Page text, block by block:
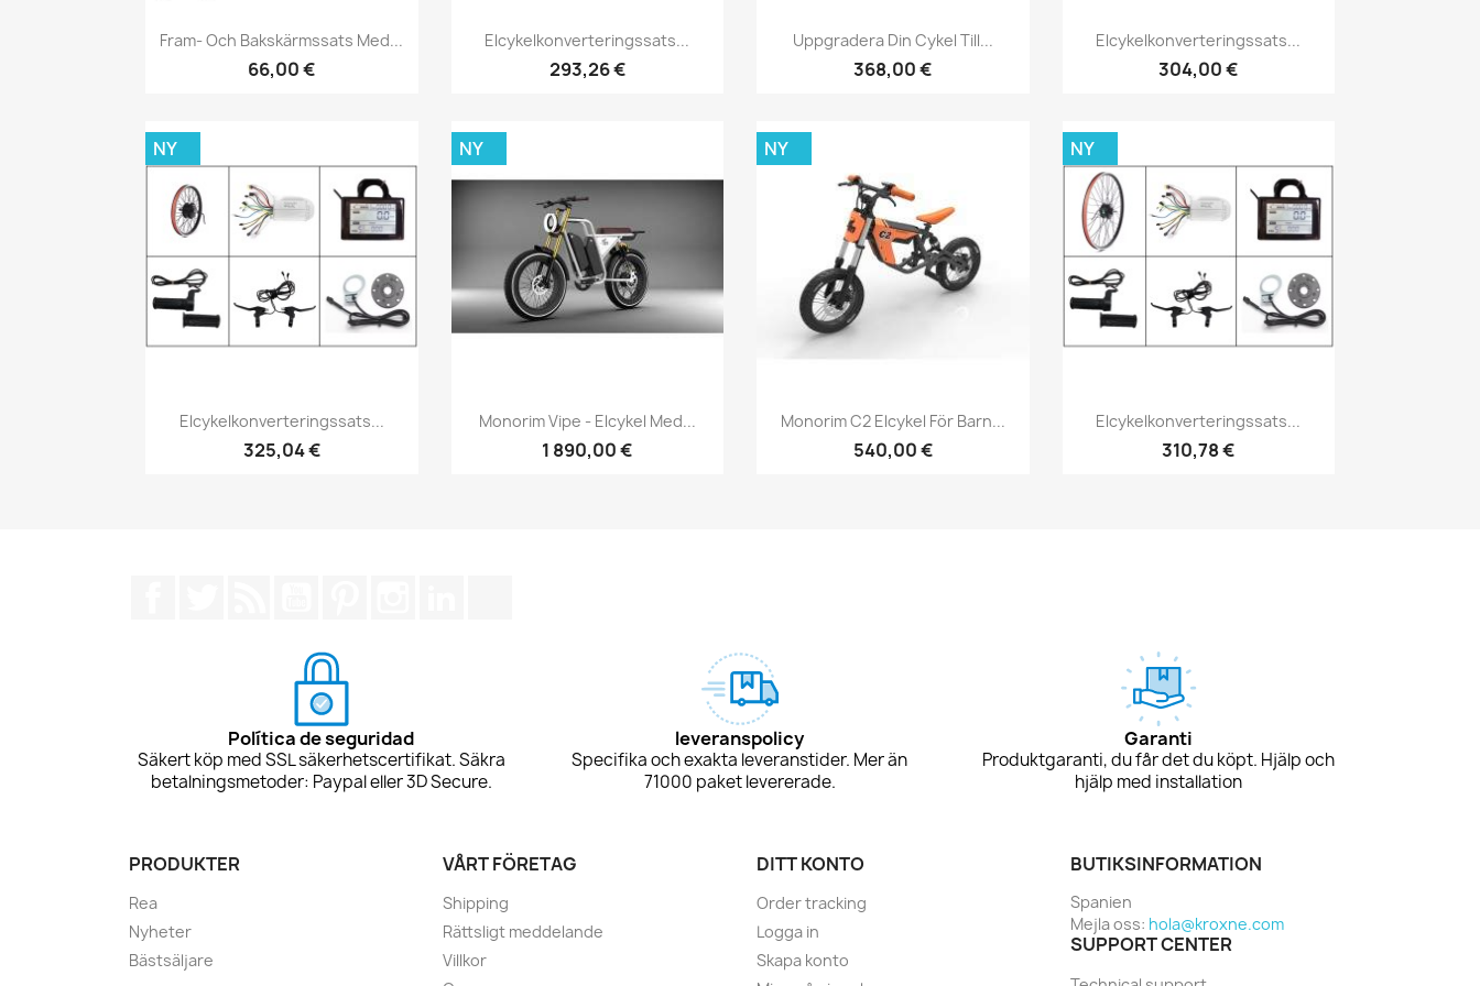
Snabbvy
Fram- Och Bakskärmssats Med...
66,00 €
Snabbvy
Elcykelkonverteringssats...
293,26 €
Snabbvy
Uppgradera Din Cykel Till...
368,00 €
Snabbvy
Elcykelkonverteringssats...
304,00 €
Snabbvy
Elcykelkonverteringssats...
325,04 €
NY
Snabbvy
Monorim Vipe - Elcykel Med...
1 890,00 €
NY
Snabbvy
Monorim C2 Elcykel För Barn...
540,00 €
NY
Snabbvy
Elcykelkonverteringssats...
310,78 €
NY
Política de seguridad
Säkert köp med SSL säkerhetscertifikat. Säkra
betalningsmetoder: Paypal eller 3D Secure.
leveranspolicy
Specifika och exakta leveranstider. Mer än
71000 paket levererade.
Garanti
Produktgaranti, du får det du köpt. Hjälp och
hjälp med installation
PRODUKTER
Rea
Nyheter
Bästsäljare
VÅRT FÖRETAG
Shipping
Rättsligt meddelande
Villkor
DITT KONTO
Order tracking
Logga in
Skapa konto
BUTIKSINFORMATION
Spanien
Mejla oss: hola@kroxne.com
SUPPORT CENTER